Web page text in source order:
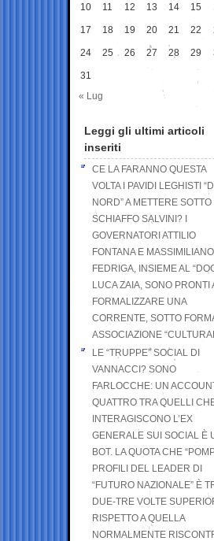
10 11 12 13 14 15
17 18 19 20 21 22
24 25 26 27 28 29
31
« Lug
Leggi gli ultimi articoli
inseriti
CE LA FARANNO QUESTA
VOLTA I PAVIDI LEGHISTI
NORD” A METTERE SOTTO
SCHIAFFO SALVINI? I
GOVERNATORI ATTILIO
FONTANA E MASSIMILIANO
FEDRIGA, INSIEME AL
LUCA ZAIA, SONO PRONTI
FORMALIZZARE UNA
CORRENTE, SOTTO
ASSOCIAZIONE
LE “TRUPPE” SOCIAL DI
VANNACCI? SONO
FARLOCCHE: UN
QUATTRO TRA QUELLI
INTERAGISCONO L’EX
GENERALE SUI SOCIAL È
BOT. LA QUOTA CHE
PROFILI DEL LEADER DI
“FUTURO NAZIONALE” È
DUE-TRE VOLTE
RISPETTO A QUELLA
NORMALMENTE